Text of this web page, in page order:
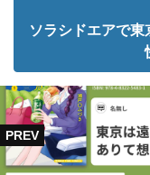
ソラシドエアで